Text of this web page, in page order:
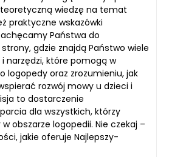
wiedzę na temat
praktyczne wskazówki
Państwa do
gdzie znajdą Państwo wiele
narzędzi, które pomogą w
logopedy oraz zrozumieniu, jak
rozwój mowy u dzieci i
to dostarczenie
dla wszystkich, którzy
obszarze logopedii. Nie czekaj –
jakie oferuje Najlepszy-